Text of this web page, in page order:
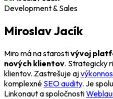
Development & Sales
Miroslav Jacík
Miro má na starostivývoj
nových klientov. Strategicky
klientov. Zastrešuje aj
komplexné SEO audity. Je
Linkonaut a spoločnosti